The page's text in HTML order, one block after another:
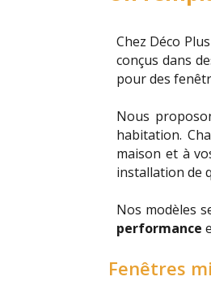
Chez Déco
conçus dans
pour des
Nous
habitation.
maison et à
installation de
Nos modèles
performance
Fenêtres